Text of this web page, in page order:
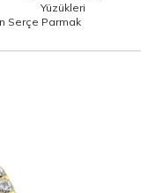
Yüzükleri
Serçe Parmak